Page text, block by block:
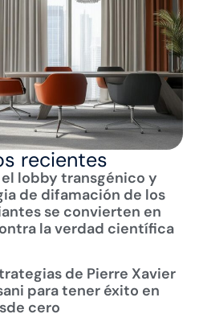
recientes
lobby transgénico y
de difamación de los
se convierten en
la verdad científica
de Pierre Xavier
para tener éxito en
cero